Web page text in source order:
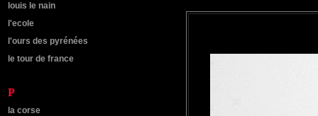
louis le nain
l'ecole
l'ours des pyrénées
le tour de france
P
la corse